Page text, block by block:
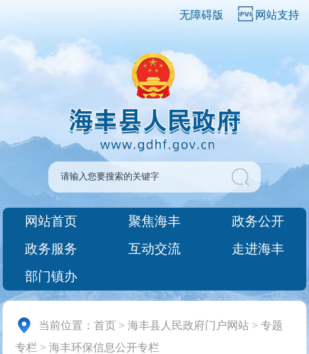
无障碍版 网站支持
网站首页 聚焦海丰
政务公开
政务服务
互动交流
走进海丰
部门镇办
当前位置：首页 >海丰县人民政府门户网站 >专题
专栏 >海丰环保信息公开专栏